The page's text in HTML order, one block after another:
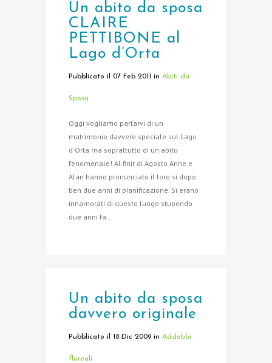
Un abito da sposa
CLAIRE
PETTIBONE al
Lago d’Orta
Pubblicato il 07 Feb 2011 in Abiti da
Sposa
Oggi vogliamo parlarvi di un
matrimonio davvero speciale sul Lago
d'Orta ma soprattutto di un abito
fenomenale! Al finir di Agosto Anne e
Alan hanno pronunciato il loro si dopo
ben due anni di pianificazione. Si erano
innamorati di questo luogo stupendo
due anni fa...
Un abito da sposa
davvero originale
Pubblicato il 18 Dic 2009 in Addobbi
floreali